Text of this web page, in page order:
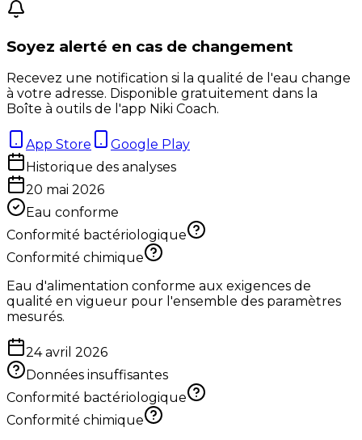
Soyez alerté en cas de changement
Recevez une notification si la qualité de l'eau change
à votre adresse. Disponible gratuitement dans la
Boîte à outils de l'app Niki Coach.
App Store
Google Play
Historique des analyses
20 mai 2026
Eau conforme
Conformité bactériologique
Conformité chimique
Eau d'alimentation conforme aux exigences de
qualité en vigueur pour l'ensemble des paramètres
mesurés.
24 avril 2026
Données insuffisantes
Conformité bactériologique
Conformité chimique